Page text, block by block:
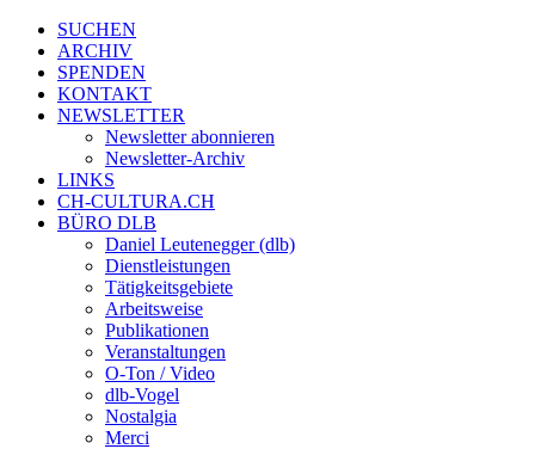
SUCHEN
ARCHIV
SPENDEN
KONTAKT
NEWSLETTER
Newsletter abonnieren
Newsletter-Archiv
LINKS
CH-CULTURA.CH
BÜRO DLB
Daniel Leutenegger (dlb)
Dienstleistungen
Tätigkeitsgebiete
Arbeitsweise
Publikationen
Veranstaltungen
O-Ton / Video
dlb-Vogel
Nostalgia
Merci